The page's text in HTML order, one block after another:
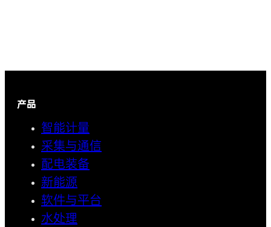
产品
智能计量
采集与通信
配电装备
新能源
软件与平台
水处理